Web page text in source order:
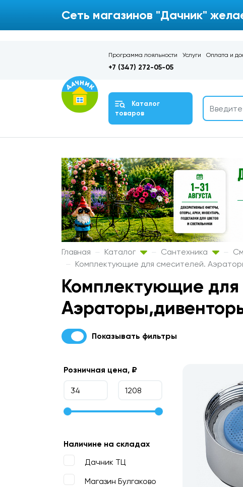
Сеть магазинов "Дачник"
Программа лояльности Услуги Оплата и
+7 (347) 272-05-05
Каталог
товаров
Главная Каталог Сантехника
Комплектующие для смесителей.
Комплектующие для
Показывать фильтры
Розничная цена, ₽
Наличине на складах
Дачник ТЦ
Магазин Булгаково